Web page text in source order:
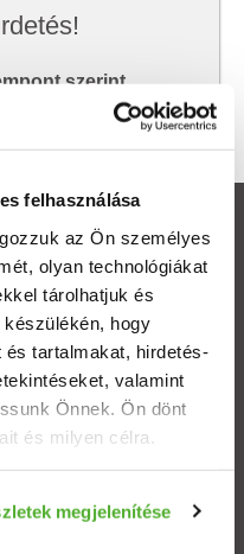
felhasználása
az Ön személyes
olyan technológiákat
tárolhatjuk és
hogy
tartalmakat, hirdetés-
valamint
Önnek. Ön dönt
és milyen célra.
elhelyezkedéséről
megjelenítése
szerint
amit keresel.